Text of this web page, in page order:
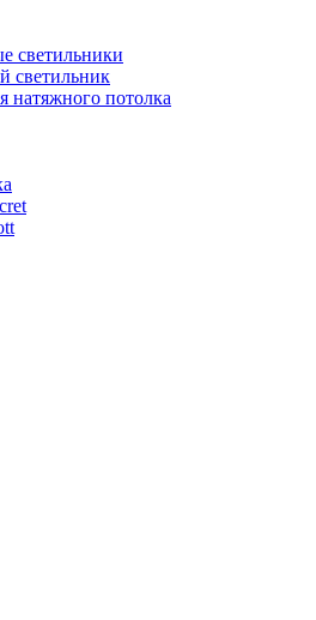
светильники
светильник
натяжного потолка